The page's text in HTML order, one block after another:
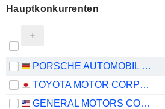
Hauptkonkurrenten
PORSCHE AUTOMOBIL HOLDING SE
TOYOTA MOTOR CORPORATION
GENERAL MOTORS COMPANY